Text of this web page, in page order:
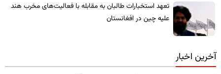
تعهد استخبارات طالبان به مقابله با فعالیت‌های مخرب هند
علیه چین در افغانستان
آخرین اخبار